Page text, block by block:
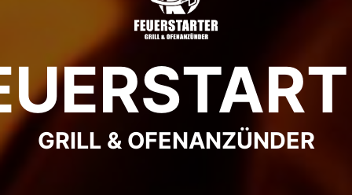
GRILL & OFENANZÜNDER